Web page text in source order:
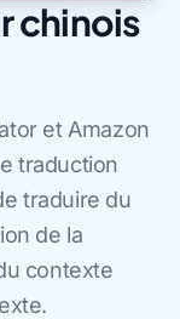
chinois
et Amazon
traduction
traduire du
de la
contexte